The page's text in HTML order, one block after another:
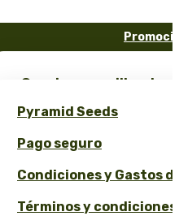
¡Consigue semillas de
Seeds!
Obtén un 10% de
Calculadora de Precios
Pyramid Seeds
Pago seguro
Condiciones y Gastos
Términos y